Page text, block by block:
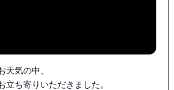
天気の中、
立ち寄りいただきました。